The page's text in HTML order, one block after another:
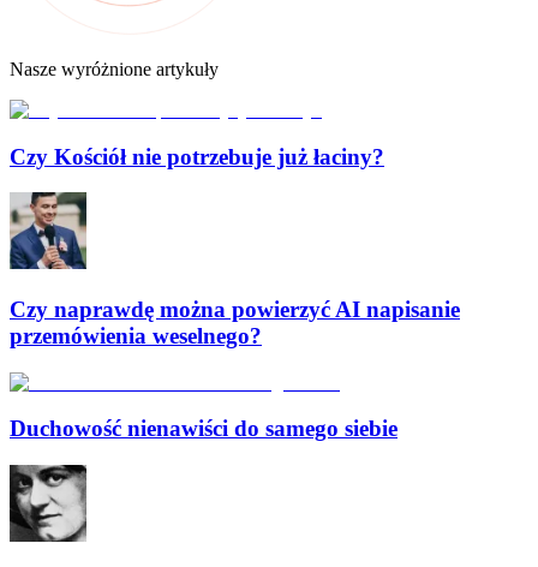
Nasze wyróżnione artykuły
Czy Kościół nie potrzebuje już łaciny?
Czy naprawdę można powierzyć AI napisanie
przemówienia weselnego?
Duchowość nienawiści do samego siebie